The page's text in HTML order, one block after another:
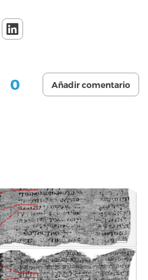
0 Añadir comentario